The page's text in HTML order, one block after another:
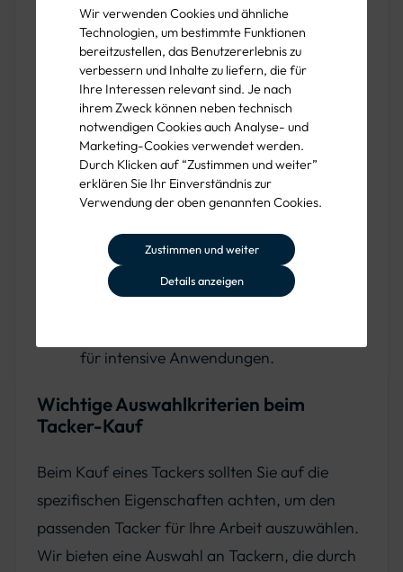
Wir verwenden Cookies und ähnliche
Technologien, um bestimmte Funktionen
bereitzustellen, das Benutzererlebnis zu
verbessern und Inhalte zu liefern, die für
Ihre Interessen relevant sind. Je nach
ihrem Zweck können neben technisch
notwendigen Cookies auch Analyse- und
Marketing-Cookies verwendet werden.
Durch Klicken auf “Zustimmen und weiter”
erklären Sie Ihr Einverständnis zur
Verwendung der oben genannten Cookies.
Zustimmen und weiter
Details anzeigen
Handtacker: Für exakte Arbeiten und die
flexible Befestigung von leichten
Materialien. Handtacker sind einfach zu
bedienen und ideal für kleinere Projekte
sowie präzise Detailarbeiten.
Hammertacker: Robuste Werkzeuge für
besonders im Bauwesen, z. B. bei
Dacharbeiten, beliebt sind.
Hammertacker bieten eine schnelle und
für intensive Anwendungen.
Wichtige Auswahlkriterien beim
Tacker-Kauf
Beim Kauf eines Tackers sollten Sie auf die
spezifischen Eigenschaften achten, um den
passenden Tacker für Ihre Arbeit auszuwählen.
Wir bieten eine Auswahl an Tackern, die durch